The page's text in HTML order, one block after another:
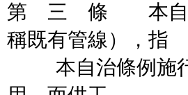
第 三 條 本自治
稱既有管線），指
本自治條例施行